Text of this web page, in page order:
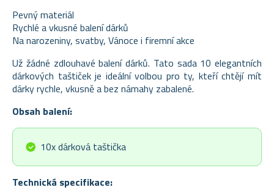
Pevný materiál
Rychlé a vkusné balení dárků
Na narozeniny, svatby, Vánoce i firemní akce
Už žádné zdlouhavé balení dárků. Tato sada 10 elegantních
dárkových taštičekje ideální volbou pro ty, kteří chtějí mít
dárky rychle, vkusně a bez námahy zabalené.
Obsah balení:
10x dárková taštička
Technická specifikace: